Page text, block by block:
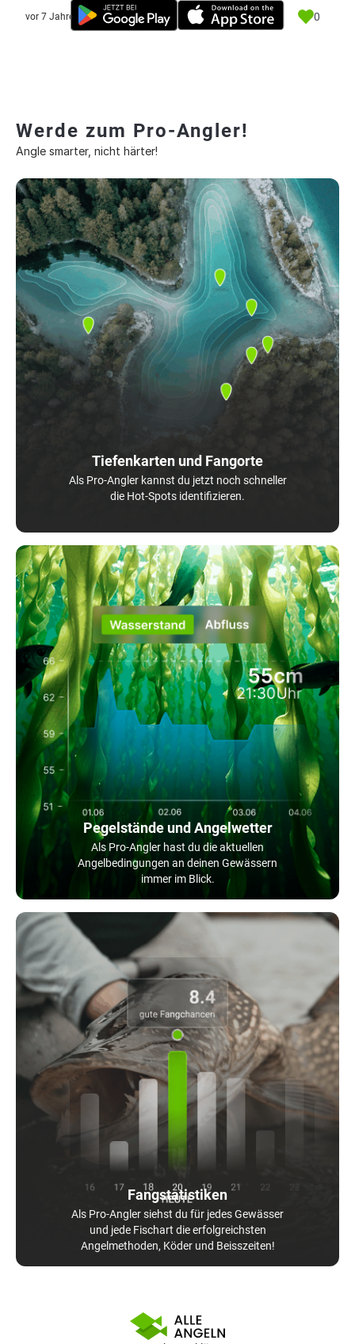
vor 7 Jahre 0
Werde zum Pro-Angler!
Angle smarter, nicht härter!
Tiefenkarten und Fangorte
Als Pro-Angler kannst du jetzt noch schneller
die Hot-Spots identifizieren.
Pegelstände und Angelwetter
Als Pro-Angler hast du die aktuellen
Angelbedingungen an deinen Gewässern
immer im Blick.
Fangstatistiken
Als Pro-Angler siehst du für jedes Gewässer
und jede Fischart die erfolgreichsten
Angelmethoden, Köder und Beisszeiten!